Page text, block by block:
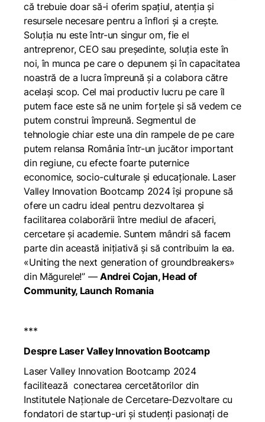
că trebuie doar să-i oferim spațiul, atenția și
resursele necesare pentru a înflori și a crește.
Soluția nu este într-un singur om, fie el
antreprenor, CEO sau președinte, soluția este în
noi, în munca pe care o depunem și în capacitatea
noastră de a lucra împreună și a colabora către
același scop. Cel mai productiv lucru pe care îl
putem face este să ne unim forțele și să vedem ce
putem construi împreună. Segmentul de
tehnologie chiar este una din rampele de pe care
putem relansa România într-un jucător important
din regiune, cu efecte foarte puternice
economice, socio-culturale și educaționale. Laser
Valley Innovation Bootcamp 2024 își propune să
ofere un cadru ideal pentru dezvoltarea și
facilitarea colaborării între mediul de afaceri,
cercetare și academie. Suntem mândri să facem
parte din această inițiativă și să contribuim la ea.
«Uniting the next generation of groundbreakers»
din Măgurele!” — Andrei Cojan, Head of
Community, Launch Romania
***
Despre Laser Valley Innovation Bootcamp
Laser Valley Innovation Bootcamp 2024
facilitează conectarea cercetătorilor din
Institutele Naționale de Cercetare-Dezvoltare cu
fondatori de startup-uri și studenți pasionați de